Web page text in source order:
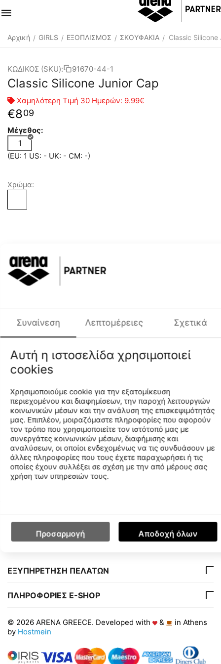
Αρχική / GIRLS / ΕΞΟΠΛΙΣΜΟΣ / ΣΚΟΥΦΑΚΙΑ / Classic Silicone
ΚΩΔΙΚΟΣ (SKU): 91670-44-1
Classic Silicone Junior Cap
Χαμηλότερη Τιμή 30 Ημερών: 9.99€
€809
Μέγεθος:
1
(EU: 1 US: - UK: - CM: -)
Χρώμα:
+
−
Προσθήκη στη Λίστα Αγαπημένων
Φύλο
Περιγραφή
Το άνετο κι ανθεκτικό, κλασικό, αθλητικό σκουφάκι της
σειράς “Silicone” είναι ιδανική επιλογή για κορίτσια και
αγόρια και ταιριάζει αρμονικά σε διαφορετικά σχήματα
κεφαλιών, μικρών παιδιών. Το αθλητικό σκουφάκι
προστατεύει τα μαλλιά από το χλώριο και μειώνει την
σκουφάκι ν ΄ ανέβει προς τα πάνω. Το μαλακό κι
ελαστικό ύφασμα από σιλικόνη εγγυάται την απόλυτη
άνεση και την τέλεια εφαρμογή.
Χαρακτηριστικά
Διαθεσιμότητα Καταστημάτων
Ο ΛΟΓΑΡΙΑΣΜΟΣ ΜΟΥ
ΕΞΥΠΗΡΕΤΗΣΗ ΠΕΛΑΤΩΝ
ΠΛΗΡΟΦΟΡΙΕΣ E-SHOP
© 2026 ARENA GREECE. Developed with &
in Athens
by Hostmein
Συναίνεση Λεπτομέρειες Σχετικά
Αυτή η ιστοσελίδα χρησιμοποιεί
cookies
Χρησιμοποιούμε cookie για την εξατομίκευση
περιεχομένου και διαφημίσεων, την παροχή λειτουργιών
κοινωνικών μέσων και την ανάλυση της επισκεψιμότητάς
μας. Επιπλέον, μοιραζόμαστε πληροφορίες που αφορούν
τον τρόπο που χρησιμοποιείτε τον ιστότοπό μας με
συνεργάτες κοινωνικών μέσων, διαφήμισης και
αναλύσεων, οι οποίοι ενδεχομένως να τις συνδυάσουν με
άλλες πληροφορίες που τους έχετε παραχωρήσει ή τις
οποίες έχουν συλλέξει σε σχέση με την από μέρους σας
χρήση των υπηρεσιών τους.
Προσαρμογή Αποδοχή όλων